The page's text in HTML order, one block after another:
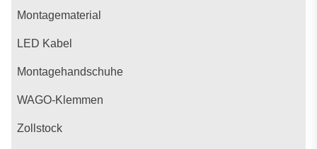
Montagematerial
LED Kabel
Montagehandschuhe
WAGO-Klemmen
Zollstock